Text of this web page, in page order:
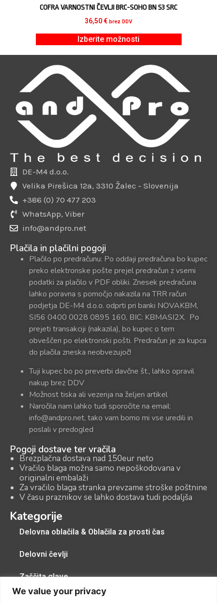
We value your privacy
COFRA VARNOSTNI ČEVLJI BRC-SOHO BN S3 SRC
36,50€ brez DDV
Izberite možnosti
DE-M4 d.o.o.
Velika Pirešica 12a, 3310 Žalec - Slovenija
+386 (0) 70 477 203
WhatsApp, Viber
info@andpro.net
Plačila in plačilni pogoji
Plačilo po predračunu: Po oddaji predračuna bo kupec
preko elektronske pošte prejel predračun z vsemi
podatki za plačilo v PDF obliki. Znesek predračuna
lahko poravna s pomočjo nakazila na TRR račun
podjetja DE-M4 d.o.o. odprti pri banki NOVAKBM,
SI56 0400 0028 0895 160, BIC: KBMASI2X. Po
prejeti transakciji (nakazila), bo kupec o tem
obveščen po elektronski pošti. Predračun je za kupca
do plačila zneska neobvezujoč!
Tuji kupec bo po preverbi davčne št., lahko opravil
nakup brez DDV
Možnost tiska ali vezenja na željen artikel
Naročila nam lahko tudi sporočite na email:
info@andpro.net, tako vam bomo mi vse uredili in
poslali v predogled
Pogoji dostave ter vračila
Brezplačna dostava nad 150eur neto
Vračilo blaga možna samo nepoškodovana v
originalni embalaži
Za vračilo blaga stranka prevzame stroške poštnine
V času praznikov se lahko dostava tudi podaljša
Kategorije
Delovna oblačila & Oblačila za prosti čas
Delovni čevlji
Zaščita glave
Zaščitna pregrinjala, zaščitne kape, zaščita dihal